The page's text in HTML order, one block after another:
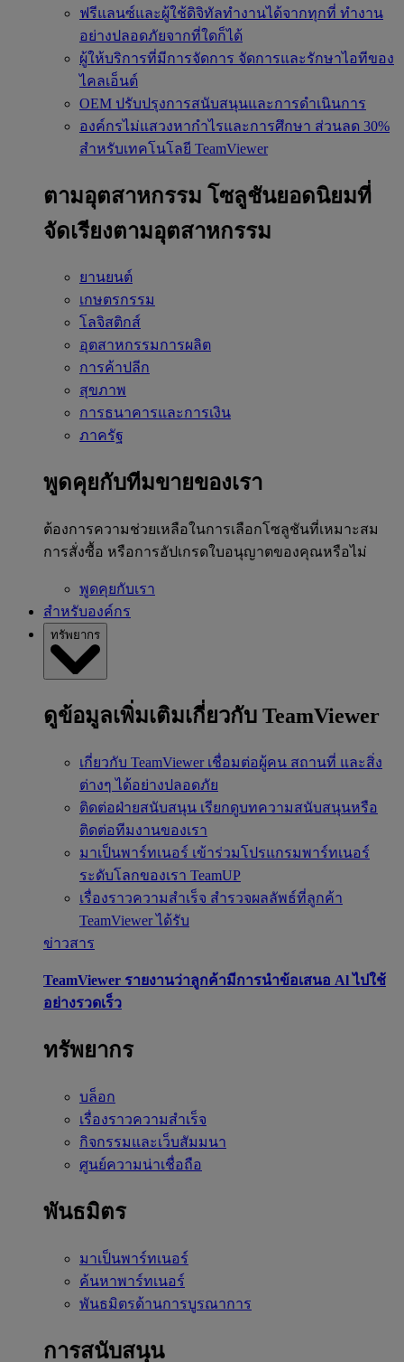
ฟรีแลนซ์และผู้ใช้ดิจิทัลทำงานได้จากทุกที่ ทำงาน
อย่างปลอดภัยจากที่ใดก็ได้
ผู้ให้บริการที่มีการจัดการ จัดการและรักษาไอทีของ
ไคลเอ็นต์
OEM ปรับปรุงการสนับสนุนและการดำเนินการ
องค์กรไม่แสวงหากำไรและการศึกษา ส่วนลด 30%
สำหรับเทคโนโลยี TeamViewer
ตามอุตสาหกรรม โซลูชันยอดนิยมที่
จัดเรียงตามอุตสาหกรรม
ยานยนต์
เกษตรกรรม
โลจิสติกส์
อุตสาหกรรมการผลิต
การค้าปลีก
สุขภาพ
การธนาคารและการเงิน
ภาครัฐ
พูดคุยกับทีมขายของเรา
ต้องการความช่วยเหลือในการเลือกโซลูชันที่เหมาะสม
การสั่งซื้อ หรือการอัปเกรดใบอนุญาตของคุณหรือไม่
พูดคุยกับเรา
สำหรับองค์กร
ทรัพยากร
ดูข้อมูลเพิ่มเติมเกี่ยวกับ TeamViewer
เกี่ยวกับ TeamViewer เชื่อมต่อผู้คน สถานที่ และสิ่ง
ต่างๆ ได้อย่างปลอดภัย
ติดต่อฝ่ายสนับสนุน เรียกดูบทความสนับสนุนหรือ
ติดต่อทีมงานของเรา
มาเป็นพาร์ทเนอร์ เข้าร่วมโปรแกรมพาร์ทเนอร์
ระดับโลกของเรา TeamUP
เรื่องราวความสำเร็จ สำรวจผลลัพธ์ที่ลูกค้า
TeamViewer ได้รับ
ข่าวสาร
TeamViewer รายงานว่าลูกค้ามีการนำข้อเสนอ Al ไปใช้
อย่างรวดเร็ว
ทรัพยากร
บล็อก
เรื่องราวความสำเร็จ
กิจกรรมและเว็บสัมมนา
ศูนย์ความน่าเชื่อถือ
พันธมิตร
มาเป็นพาร์ทเนอร์
ค้นหาพาร์ทเนอร์
พันธมิตรด้านการบูรณาการ
การสนับสนุน